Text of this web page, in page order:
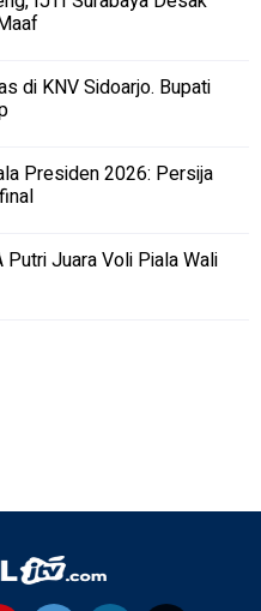
di KNV Sidoarjo. Bupati
Presiden 2026: Persija
Juara Voli Piala Wali